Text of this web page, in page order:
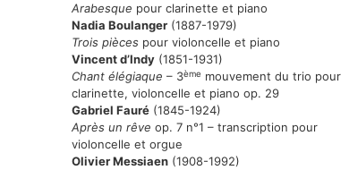
Arabesque pour clarinette et piano
Nadia Boulanger (1887-1979)
Trois pièces pour violoncelle et piano
Vincent d’Indy (1851-1931)
Chant élégiaque – 3ème mouvement du trio pour
clarinette, violoncelle et piano op. 29
Gabriel Fauré (1845-1924)
Après un rêve op. 7 n°1 – transcription pour
violoncelle et orgue
Olivier Messiaen (1908-1992)